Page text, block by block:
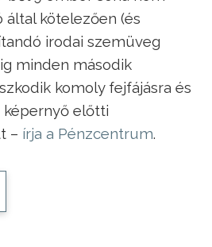
kötelezően (és
irodai szemüveg
minden második
komoly fejfájásra és
képernyő előtti
– írja a Pénzcentrum.